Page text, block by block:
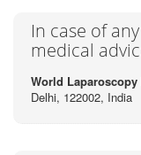
In case of
medical
World Laparoscopy
Delhi, 122002, India